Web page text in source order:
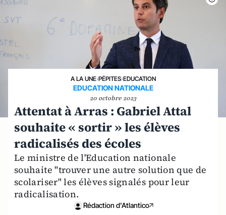
A LA UNE›PÉPITES›EDUCATION
EDUCATION NATIONALE
20 octobre 2023
Attentat à Arras : Gabriel Attal
souhaite « sortir » les élèves
radicalisés des écoles
Le ministre de l'Education nationale
souhaite "trouver une autre solution que de
scolariser" les élèves signalés pour leur
radicalisation.
Rédaction d'Atlantico